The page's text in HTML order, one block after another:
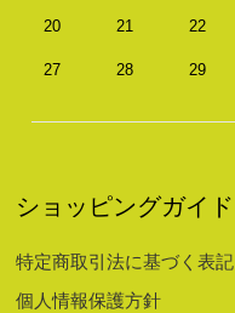
20 21 22
27 28 29
ショッピングガイド
特定商取引法に基づく表記
個人情報保護方針